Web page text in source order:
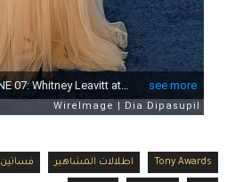
Tony Awards اطلالات المشاهير فساتين